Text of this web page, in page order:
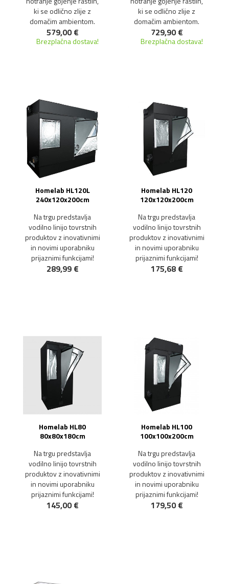
Brezplačna dostava!
ki se odlično zlije z
domačim ambientom.
579,00 €
Brezplačna dostava!
ki se odlično zlije z
domačim ambientom.
729,90 €
Homelab HL120L
240x120x200cm
Na trgu predstavlja
vodilno linijo tovrstnih
produktov z inovativnimi
in novimi uporabniku
prijaznimi funkcijami!
289,99 €
Homelab HL120
120x120x200cm
Na trgu predstavlja
vodilno linijo tovrstnih
produktov z inovativnimi
in novimi uporabniku
prijaznimi funkcijami!
175,68 €
Homelab HL80
80x80x180cm
Na trgu predstavlja
vodilno linijo tovrstnih
produktov z inovativnimi
in novimi uporabniku
prijaznimi funkcijami!
145,00 €
Homelab HL100
100x100x200cm
Na trgu predstavlja
vodilno linijo tovrstnih
produktov z inovativnimi
in novimi uporabniku
prijaznimi funkcijami!
179,50 €